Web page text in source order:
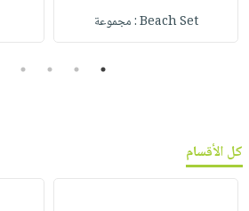
Beach Set : مجموعة
1
2
3
4
كل الأقسام